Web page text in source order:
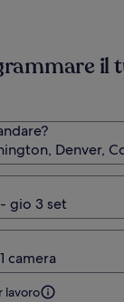
il
Denver,
gio 3 set
camera
lavoro